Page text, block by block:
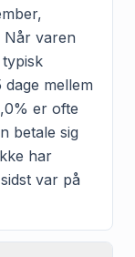
Når varen
mellem
er ofte
betale sig
har
var på